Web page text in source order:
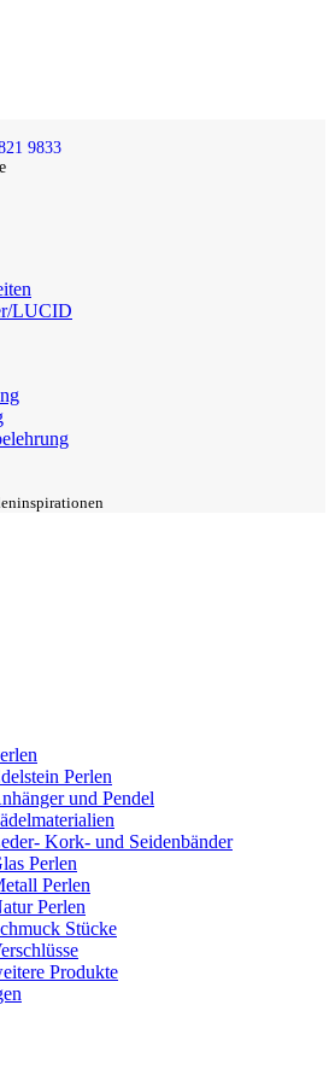
9833
LUCID
Perlen
und Pendel
Kork- und Seidenbänder
Perlen
Perlen
Perlen
Stücke
Produkte